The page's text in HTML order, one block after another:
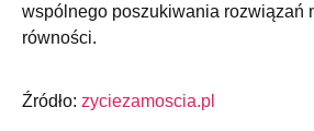
wspólnego poszukiwania rozwiązań
równości.
Źródło: zyciezamoscia.pl